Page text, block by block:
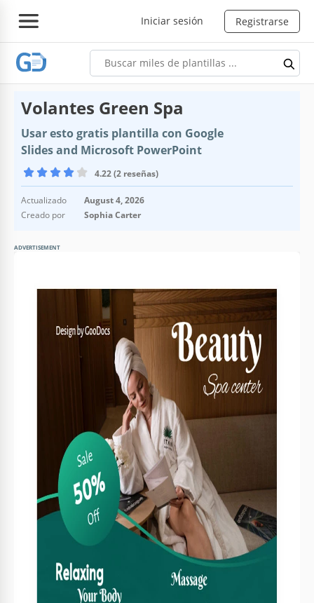
Iniciar sesión Registrarse
Volantes Green Spa
Usar esto gratis plantilla con Google
Slides and Microsoft PowerPoint
4.22 (2 reseñas)
Actualizado
August 4, 2026
Creado por
Sophia Carter
ADVERTISEMENT